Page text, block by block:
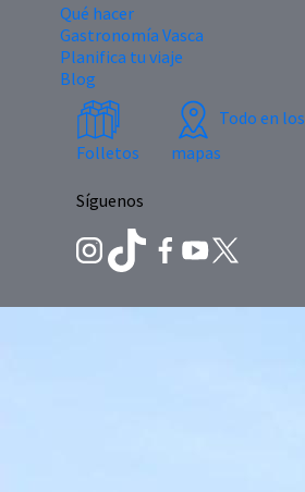
Qué hacer
Gastronomía Vasca
Planifica tu viaje
Blog
Folletos
Todo en los
mapas
Síguenos